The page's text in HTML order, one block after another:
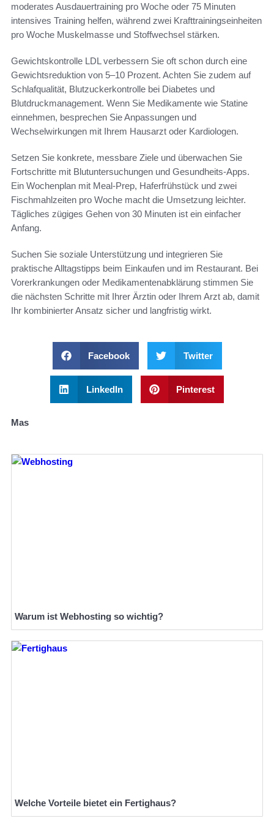
moderates Ausdauertraining pro Woche oder 75 Minuten
intensives Training helfen, während zwei Krafttrainingseinheiten
pro Woche Muskelmasse und Stoffwechsel stärken.
Gewichtskontrolle LDL verbessern Sie oft schon durch eine
Gewichtsreduktion von 5–10 Prozent. Achten Sie zudem auf
Schlafqualität, Blutzuckerkontrolle bei Diabetes und
Blutdruckmanagement. Wenn Sie Medikamente wie Statine
einnehmen, besprechen Sie Anpassungen und
Wechselwirkungen mit Ihrem Hausarzt oder Kardiologen.
Setzen Sie konkrete, messbare Ziele und überwachen Sie
Fortschritte mit Blutuntersuchungen und Gesundheits-Apps.
Ein Wochenplan mit Meal-Prep, Haferfrühstück und zwei
Fischmahlzeiten pro Woche macht die Umsetzung leichter.
Tägliches zügiges Gehen von 30 Minuten ist ein einfacher
Anfang.
Suchen Sie soziale Unterstützung und integrieren Sie
praktische Alltagstipps beim Einkaufen und im Restaurant. Bei
Vorerkrankungen oder Medikamentenabklärung stimmen Sie
die nächsten Schritte mit Ihrer Ärztin oder Ihrem Arzt ab, damit
Ihr kombinierter Ansatz sicher und langfristig wirkt.
Facebook Twitter
LinkedIn Pinterest
Mas
Warum ist Webhosting so wichtig?
Welche Vorteile bietet ein Fertighaus?